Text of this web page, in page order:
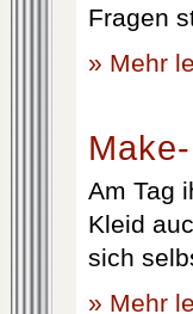
Fragen
» Mehr
Am Tag
Kleid
sich
» Mehr